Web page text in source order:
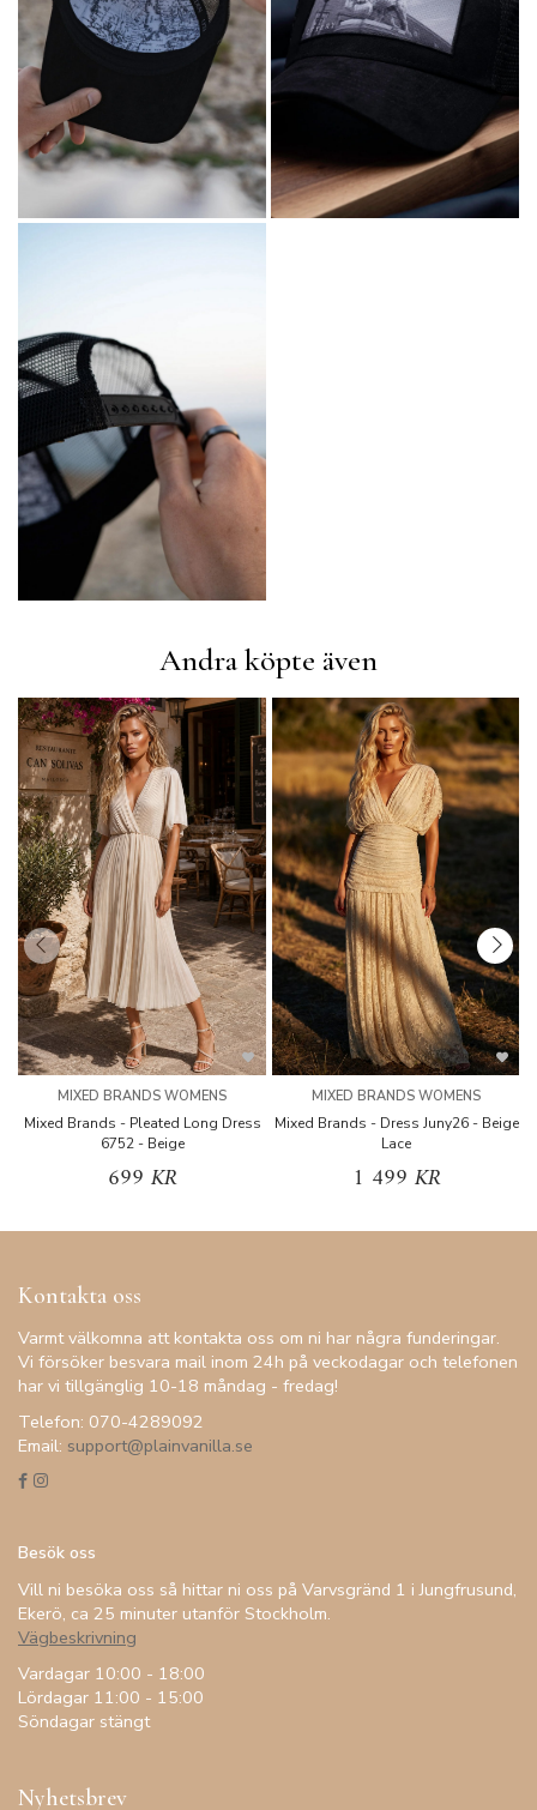
Andra köpte även
MIXED BRANDS WOMENS
Mixed Brands - Pleated Long Dress
6752 - Beige
699 KR
MIXED BRANDS WOMENS
Mixed Brands - Dress Juny26 - Beige
Lace
1 499 KR
Kontakta oss
Varmt välkomna att kontakta oss om ni har några funderingar.
Vi försöker besvara mail inom 24h på veckodagar och telefonen
har vi tillgänglig 10-18 måndag - fredag!
Telefon: 070-4289092
Email: support@plainvanilla.se
Besök oss
Vill ni besöka oss så hittar ni oss på Varvsgränd 1 i Jungfrusund,
Ekerö, ca 25 minuter utanför Stockholm.
Vägbeskrivning
Vardagar 10:00 - 18:00
Lördagar 11:00 - 15:00
Söndagar stängt
Nyhetsbrev